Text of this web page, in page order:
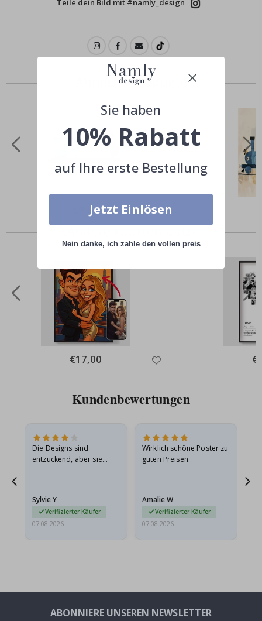
Teile dein Bild mit #namly_design
Ähnliche Produkte
Special
€9,00
Andere kauften auch
Special
Price
€17,00
Kundenbewertungen
Die Designs sind
entzückend, aber sie
sie…
Sylvie Y
Verifizierter Käufer
07.08.2026
Wirklich schöne Poster zu
guten Preisen.
Amalie W
Verifizierter Käufer
07.08.2026
ABONNIERE UNSEREN NEWSLETTER
Sie haben
10% Rabatt
auf Ihre erste Bestellung
Jetzt Einlösen
Nein danke, ich zahle den vollen preis